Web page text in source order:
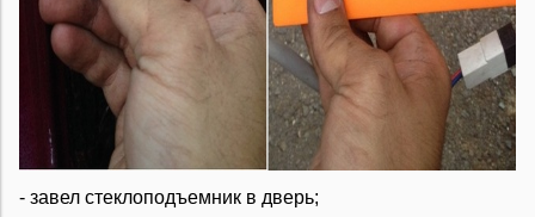
- завел стеклоподъемник в дверь;